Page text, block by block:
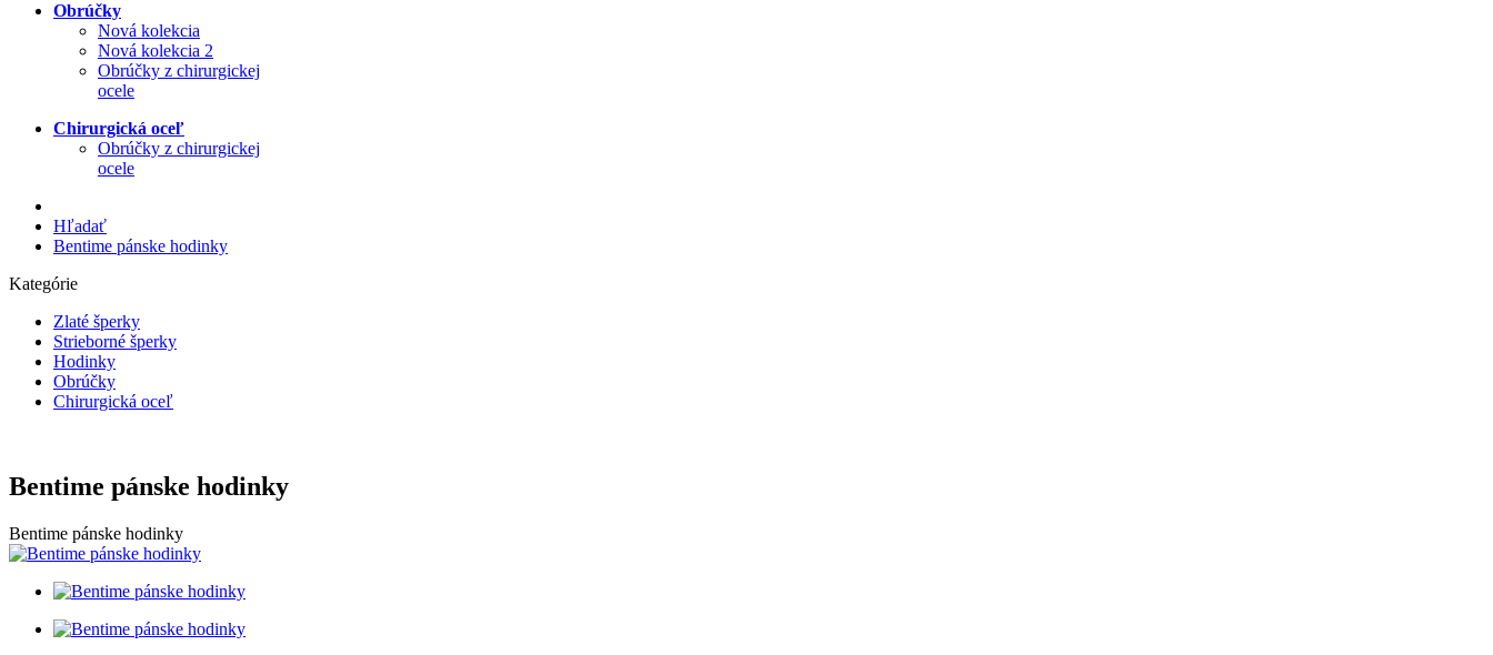
Obrúčky
Nová kolekcia
Nová kolekcia 2
Obrúčky z chirurgickej
ocele
Chirurgická oceľ
Obrúčky z chirurgickej
ocele
Hľadať
Bentime pánske hodinky
Kategórie
Zlaté šperky
Strieborné šperky
Hodinky
Obrúčky
Chirurgická oceľ
Bentime pánske hodinky
Bentime pánske hodinky